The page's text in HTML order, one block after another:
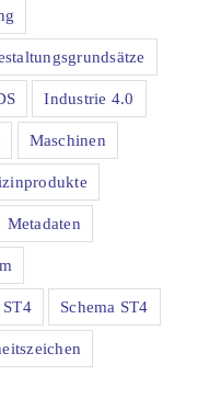
Industrie 4.0
Maschinen
Metadaten
Schema ST4